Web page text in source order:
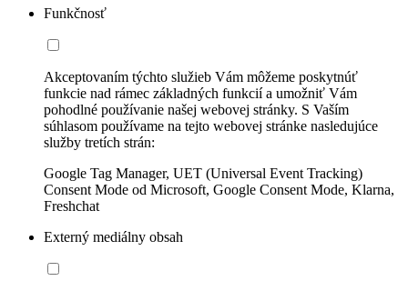
Funkčnosť
Akceptovaním týchto služieb Vám môžeme poskytnúť
funkcie nad rámec základných funkcií a umožniť Vám
pohodlné používanie našej webovej stránky. S Vaším
súhlasom používame na tejto webovej stránke nasledujúce
služby tretích strán:
Google Tag Manager, UET (Universal Event Tracking)
Consent Mode od Microsoft, Google Consent Mode, Klarna,
Freshchat
Externý mediálny obsah